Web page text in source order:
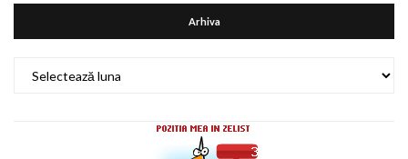
Arhiva